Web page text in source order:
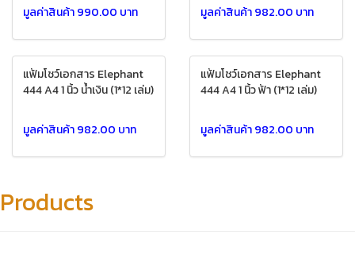
มูลค่าสินค้า 990.00 บาท มูลค่าสินค้า 982.00 บาท
แฟ้มโชว์เอกสาร Elephant
444 A4 1 นิ้ว น้ำเงิน (1*12 เล่ม)
มูลค่าสินค้า 982.00 บาท
แฟ้มโชว์เอกสาร Elephant
444 A4 1 นิ้ว ฟ้า (1*12 เล่ม)
มูลค่าสินค้า 982.00 บาท
Products